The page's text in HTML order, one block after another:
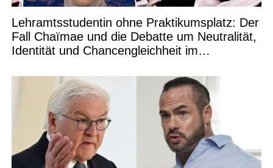
Lehramtsstudentin ohne Praktikumsplatz: Der
Fall Chaïmae und die Debatte um Neutralität,
Identität und Chancengleichheit im